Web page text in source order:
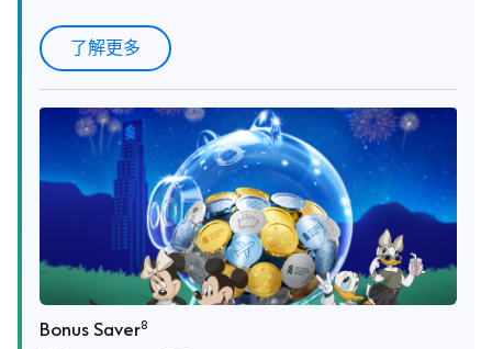
了解更多
Bonus Saver8